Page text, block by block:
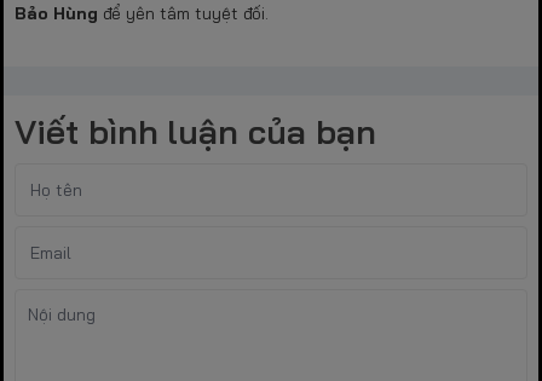
Bảo Hùng để yên tâm tuyệt đối.
Viết bình luận của bạn